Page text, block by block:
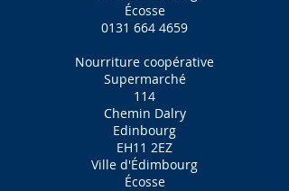
Écosse
0131 664 4659
Nourriture coopérative
Supermarché
114
Chemin Dalry
Edinbourg
EH11 2EZ
Ville d'Édimbourg
Écosse